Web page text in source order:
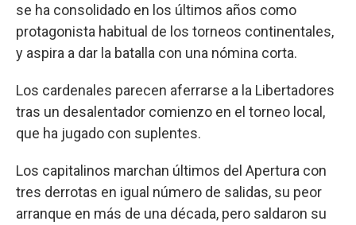
se ha consolidado en los últimos años como
protagonista habitual de los torneos continentales,
y aspira a dar la batalla con una nómina corta.
Los cardenales parecen aferrarse a la Libertadores
tras un desalentador comienzo en el torneo local,
que ha jugado con suplentes.
Los capitalinos marchan últimos del Apertura con
tres derrotas en igual número de salidas, su peor
arranque en más de una década, pero saldaron su